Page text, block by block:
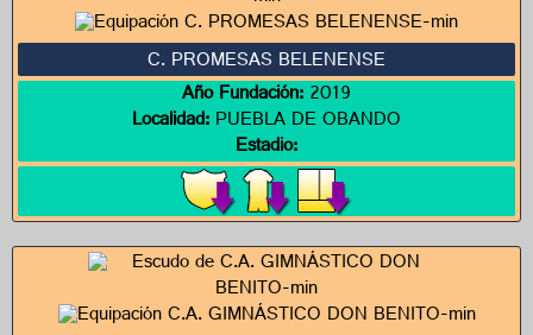
C. PROMESAS BELENENSE
Año Fundación:2019
Localidad:PUEBLA DE OBANDO
Estadio: